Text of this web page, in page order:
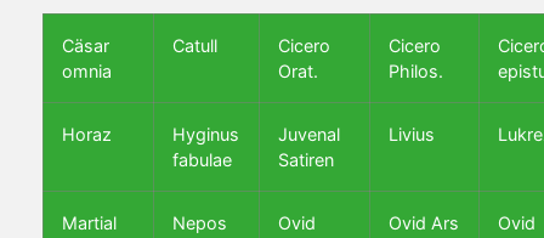
Cäsar
omnia
Catull
Cicero
Orat.
Cicero
Philos.
Horaz
Hyginus
fabulae
Juvenal
Satiren
Livius
Martial Nepos
Ovid
Ovid Ars
Ovid